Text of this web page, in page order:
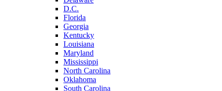
D.C.
Florida
Georgia
Kentucky
Louisiana
Maryland
Mississippi
North Carolina
Oklahoma
South Carolina